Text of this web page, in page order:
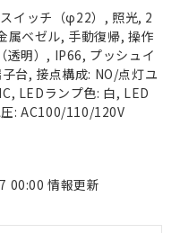
イッチ（φ22）, 照光, 2
属ベゼル, 手動復帰, 操作
透明）, IP66, プッシュイ
台, 接点構成: NO/点灯ユ
LEDランプ色: 白, LED
: AC100/110/120V
00:00 情報更新